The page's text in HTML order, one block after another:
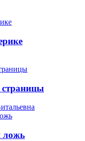
страницы
ложь